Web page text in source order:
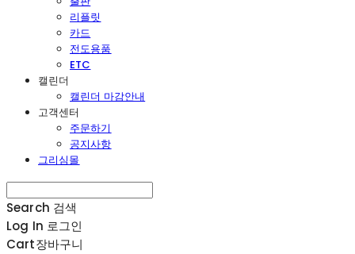
리플릿
카드
전도용품
ETC
캘린더
캘린더 마감안내
고객센터
주문하기
공지사항
그리심몰
Search 검색
Log In 로그인
Cart장바구니